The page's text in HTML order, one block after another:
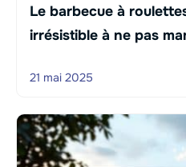
Le barbecue à
irrésistible à ne pas
21 mai 2025